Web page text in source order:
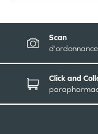
Scan
d'ordonnance
Click and